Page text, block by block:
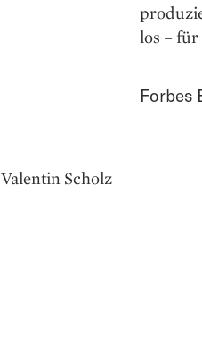
los –
Forbes
Valentin Scholz